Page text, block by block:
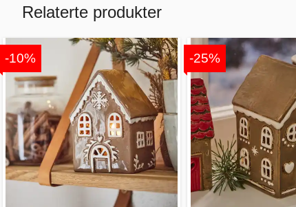
Relaterte produkter
-10% -25%